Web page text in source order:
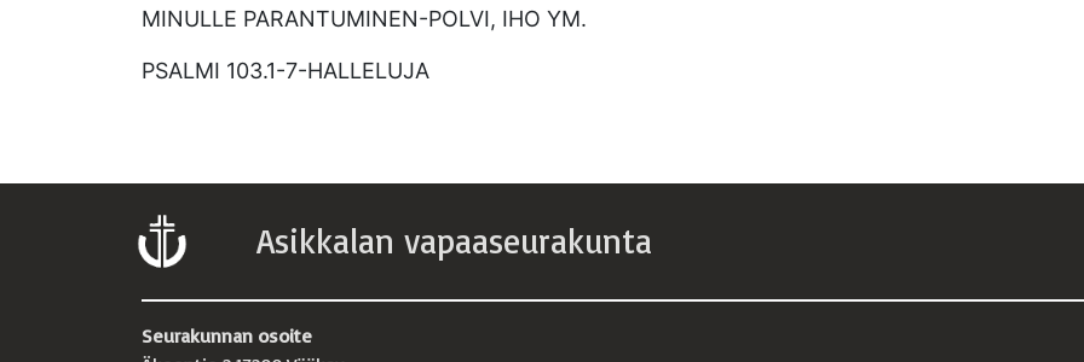
MINULLE PARANTUMINEN-POLVI, IHO YM.
PSALMI 103.1-7-HALLELUJA
Asikkalan vapaaseurakunta
Seurakunnan osoite